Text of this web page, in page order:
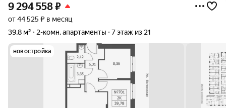
9 294 558₽
от 44 525 ₽ в месяц
39,8 м²
2-комн. апартаменты 7 этаж из 21
новостройка